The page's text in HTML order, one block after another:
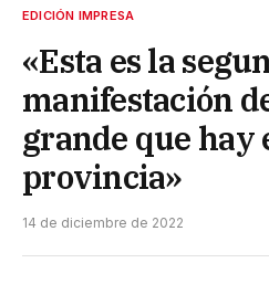
EDICIÓN IMPRESA
«Esta es la
manifestación
grande que hay
provincia»
14 de diciembre de 2022